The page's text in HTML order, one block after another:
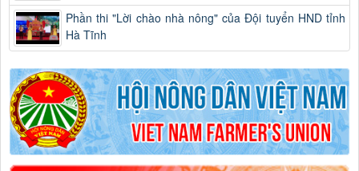
Phần thi "Lời chào nhà nông" của Đội tuyển HND tỉnh
Hà Tĩnh